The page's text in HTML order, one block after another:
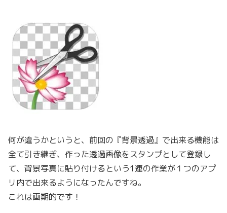
何が違うかというと、前回の『背景透過』で出来る機能は
全て引き継ぎ、作った透過画像をスタンプとして登録し
て、背景写真に貼り付けるという1連の作業が１つのアプ
リ内で出来るようになったんですね。
これは画期的です！